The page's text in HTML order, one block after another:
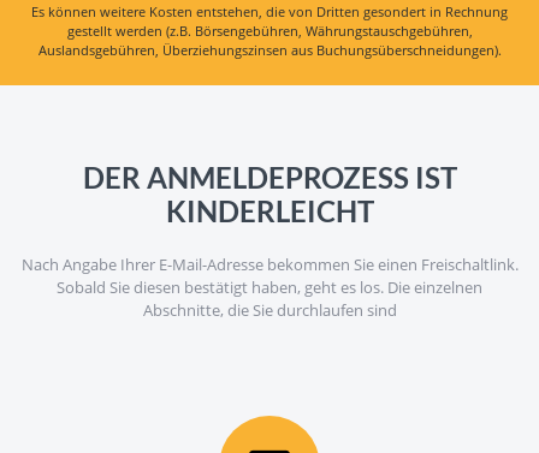
Es können weitere Kosten entstehen, die von Dritten gesondert in Rechnung
gestellt werden (z.B. Börsengebühren, Währungstauschgebühren,
Auslandsgebühren, Überziehungszinsen aus Buchungsüberschneidungen).
DER ANMELDEPROZESS IST
KINDERLEICHT
Nach Angabe Ihrer E-Mail-Adresse bekommen Sie einen Freischaltlink.
Sobald Sie diesen bestätigt haben, geht es los. Die einzelnen
Abschnitte, die Sie durchlaufen sind